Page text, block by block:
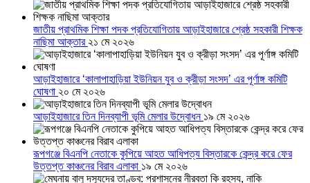
জাতীয় প্রাথমিক শিক্ষা পদক প্রতিযোগিতায় আড়াইহাজারে শ্রেষ্ঠ সহকারী শিক্ষক
নাছিমা আক্তার ২১ মে ২০২৬
আড়াইহাজারে ‘কালাপাহাড়িয়া ইউনিয়ন যুব ও ক্রীড়া সংসদ’ এর পূর্ণাঙ্গ কমিটি
ঘোষণা ২০ মে ২০২৬
আড়াইহাজারে তিন দিনব্যাপী ভূমি মেলার উদ্বোধন ১৯ মে ২০২৬
রূপগঞ্জে বিএনপি নেতাকে কুপিয়ে আহত আধিপত্য বিস্তারকে কেন্দ্র করে ফের
উত্তপ্ত কাঞ্চনের বিরাব এলাকা ১৯ মে ২০২৬